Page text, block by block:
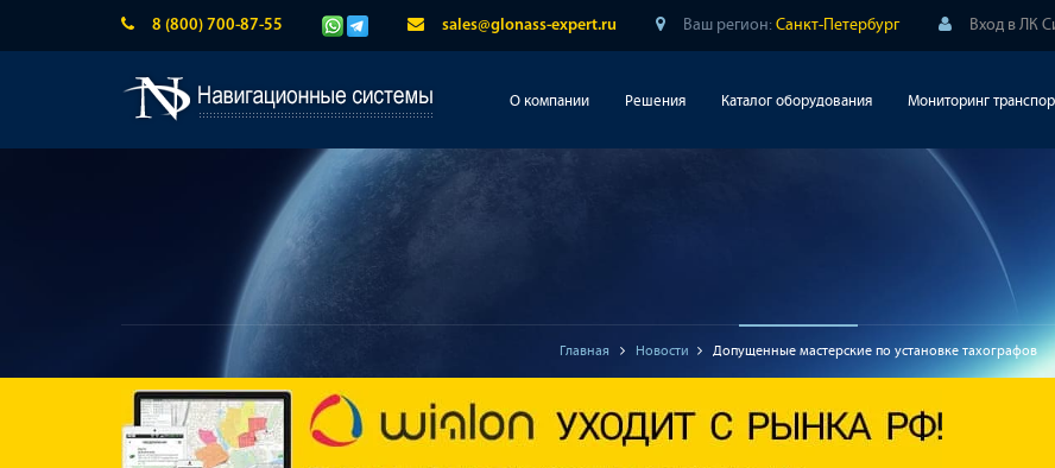
8 (800) 700-87-55 sales@glonass-expert.ru Ваш регион: Санкт-Петербург Вход в ЛК
О компании Решения Каталог оборудования Мониторинг
Главная Новости Допущенные мастерские по установке тахографов